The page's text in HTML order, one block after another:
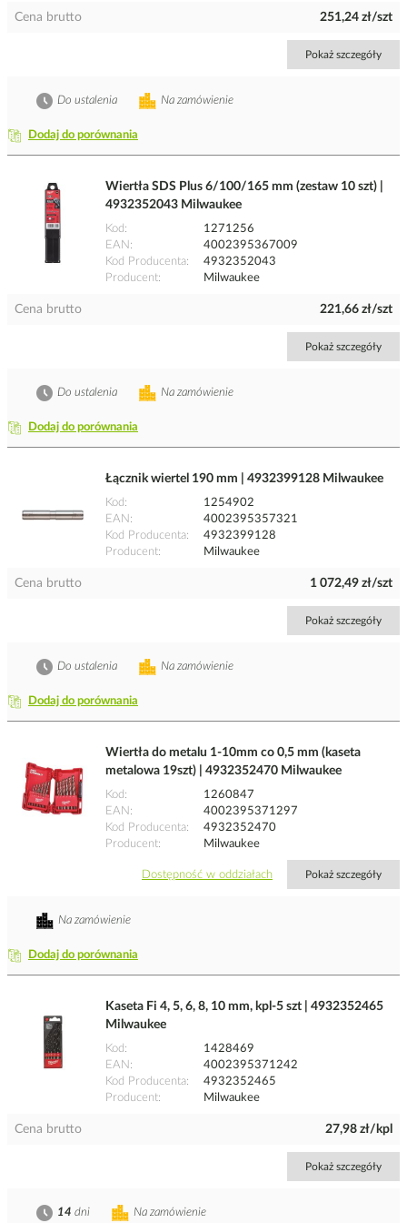
Cena brutto 251,24 zł/szt
Pokaż szczegóły
Dodaj do porównania
Na zamówienie
Do ustalenia
Wiertła SDS Plus 6/100/165 mm (zestaw 10 szt) |
4932352043 Milwaukee
Kod
1271256
EAN
4002395367009
Kod Producenta
4932352043
Producent
Milwaukee
Cena brutto 221,66 zł/szt
Pokaż szczegóły
Dodaj do porównania
Na zamówienie
Do ustalenia
Łącznik wiertel 190 mm | 4932399128 Milwaukee
Kod
1254902
EAN
4002395357321
Kod Producenta
4932399128
Producent
Milwaukee
Cena brutto 1 072,49 zł/szt
Pokaż szczegóły
Dodaj do porównania
Na zamówienie
Do ustalenia
Wiertła do metalu 1-10mm co 0,5 mm (kaseta
metalowa 19szt) | 4932352470 Milwaukee
Kod
1260847
EAN
4002395371297
Kod Producenta
4932352470
Producent
Milwaukee
Dostępność w oddziałach Pokaż szczegóły
Dodaj do porównania
Na zamówienie
Kaseta Fi 4, 5, 6, 8, 10 mm, kpl-5 szt | 4932352465
Milwaukee
Kod
1428469
EAN
4002395371242
Kod Producenta
4932352465
Producent
Milwaukee
Cena brutto 27,98 zł/kpl
Pokaż szczegóły
Na zamówienie
14 dni